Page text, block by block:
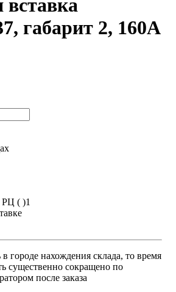
габарит 2, 160А
РЦ ( )1
городе нахождения склада, то время
существенно сокращено по
после заказа